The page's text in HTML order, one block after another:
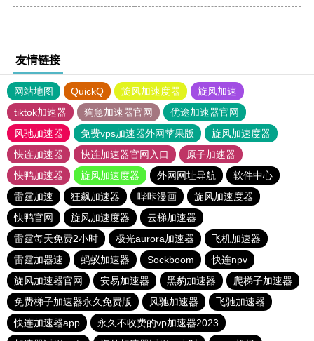
友情链接
网站地图 QuickQ 旋风加速度器
旋风加速
tiktok加速器
狗急加速器官网
优途加速器官网
风驰加速器
免费vps加速器外网苹果版
旋风加速度器
快连加速器
快连加速器官网入口
原子加速器
快鸭加速器
旋风加速度器 外网网址导航
软件中心
雷霆加速
狂飙加速器 哔咔漫画
旋风加速度器
快鸭官网
旋风加速度器
云梯加速器
雷霆每天免费2小时
极光aurora加速器
飞机加速器
雷霆加器速
蚂蚁加速器 Sockboom
快连npv
旋风加速器官网
安易加速器 黑豹加速器
爬梯子加速器
免费梯子加速器永久免费版
风驰加速器
飞驰加速器
快连加速器app
永久不收费的vp加速器2023